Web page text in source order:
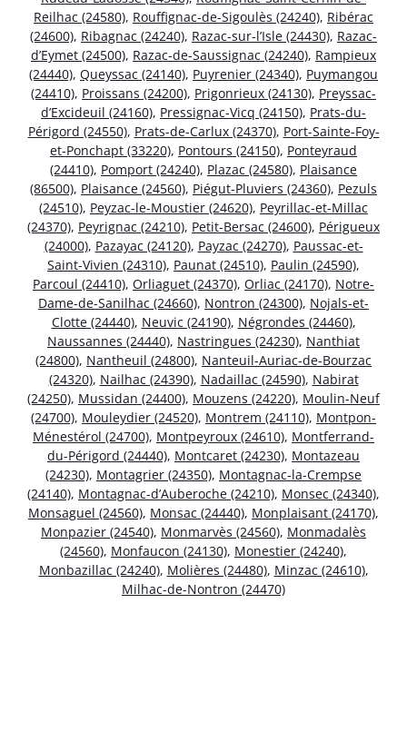
Reilhac (24580), Rouffignac-de-Sigoulès (24240), Ribérac
(24600), Ribagnac (24240), Razac-sur-l’Isle (24430), Razac-
d’Eymet (24500), Razac-de-Saussignac (24240), Rampieux
(24440), Queyssac (24140), Puyrenier (24340), Puymangou
(24410), Proissans (24200), Prigonrieux (24130), Preyssac-
d’Excideuil (24160), Pressignac-Vicq (24150), Prats-du-
Périgord (24550), Prats-de-Carlux (24370), Port-Sainte-Foy-
et-Ponchapt (33220), Pontours (24150), Ponteyraud
(24410), Pomport (24240), Plazac (24580), Plaisance
(86500), Plaisance (24560), Piégut-Pluviers (24360), Pezuls
(24510), Peyzac-le-Moustier (24620), Peyrillac-et-Millac
(24370), Peyrignac (24210), Petit-Bersac (24600), Périgueux
(24000), Pazayac (24120), Payzac (24270), Paussac-et-
Saint-Vivien (24310), Paunat (24510), Paulin (24590),
Parcoul (24410), Orliaguet (24370), Orliac (24170), Notre-
Dame-de-Sanilhac (24660), Nontron (24300), Nojals-et-
Clotte (24440), Neuvic (24190), Négrondes (24460),
Naussannes (24440), Nastringues (24230), Nanthiat
(24800), Nantheuil (24800), Nanteuil-Auriac-de-Bourzac
(24320), Nailhac (24390), Nadaillac (24590), Nabirat
(24250), Mussidan (24400), Mouzens (24220), Moulin-Neuf
(24700), Mouleydier (24520), Montrem (24110), Montpon-
Ménestérol (24700), Montpeyroux (24610), Montferrand-
du-Périgord (24440), Montcaret (24230), Montazeau
(24230), Montagrier (24350), Montagnac-la-Crempse
(24140), Montagnac-d’Auberoche (24210), Monsec (24340),
Monsaguel (24560), Monsac (24440), Monplaisant (24170),
Monpazier (24540), Monmarvès (24560), Monmadalès
(24560), Monfaucon (24130), Monestier (24240),
Monbazillac (24240), Molières (24480), Minzac (24610),
Milhac-de-Nontron (24470)